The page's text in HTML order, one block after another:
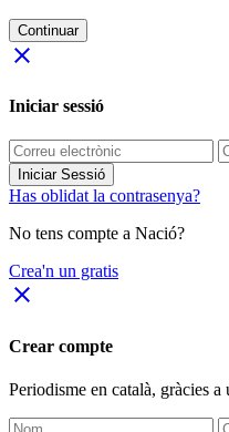
Continuar
close
Iniciar sessió
Iniciar Sessió
Has oblidat la contrasenya?
No tens compte a Nació?
Crea'n un gratis
close
Crear compte
Periodisme en català, gràcies a